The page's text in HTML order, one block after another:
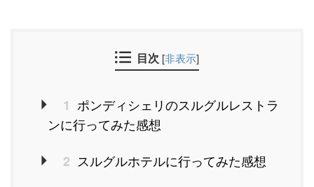
目次 [非表示]
1 ポンディシェリのスルグルレストラ
ンに行ってみた感想
2 スルグルホテルに行ってみた感想